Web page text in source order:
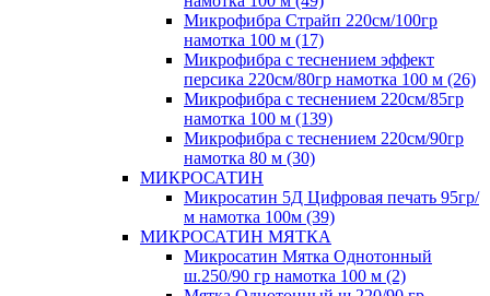
Микрофибра Страйп 220см/100гр
намотка 100 м (17)
Микрофибра с теснением эффект
персика 220см/80гр намотка 100 м (26)
Микрофибра с теснением 220см/85гр
намотка 100 м (139)
Микрофибра с теснением 220см/90гр
намотка 80 м (30)
МИКРОСАТИН
Микросатин 5Д Цифровая печать 95гр/
м намотка 100м (39)
МИКРОСАТИН МЯТКА
Микросатин Мятка Однотонный
ш.250/90 гр намотка 100 м (2)